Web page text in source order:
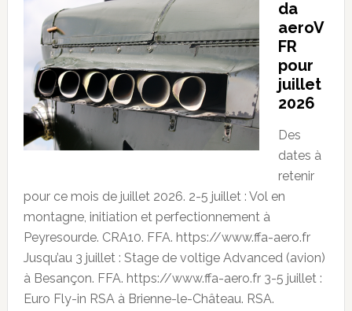
da
aeroV
FR
pour
juillet
2026
Des
dates à
retenir
pour ce mois de juillet 2026. 2-5 juillet : Vol en
montagne, initiation et perfectionnement à
Peyresourde. CRA10. FFA. https://www.ffa-aero.fr
Jusqu’au 3 juillet : Stage de voltige Advanced (avion)
à Besançon. FFA. https://www.ffa-aero.fr 3-5 juillet :
Euro Fly-in RSA à Brienne-le-Château. RSA.